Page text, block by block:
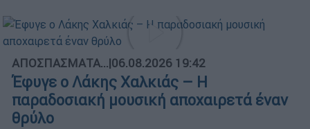
ΑΠΟΣΠΑΣΜΑΤΑ...|06.08.2026 19:42
Έφυγε ο Λάκης Χαλκιάς – Η
παραδοσιακή μουσική αποχαιρετά έναν
θρύλο